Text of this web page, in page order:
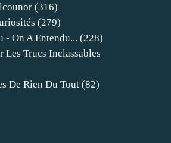
(316)
(279)
- On A Entendu... (228)
Les Trucs Inclassables
De Rien Du Tout (82)